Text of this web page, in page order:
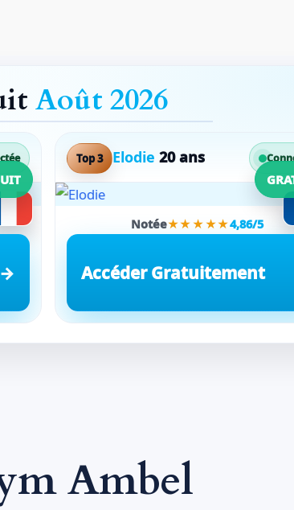
Août 2026
Top 3 Elodie 20 ans
Notée★★★★★4,86/5
Accéder Gratuitement
Ambel